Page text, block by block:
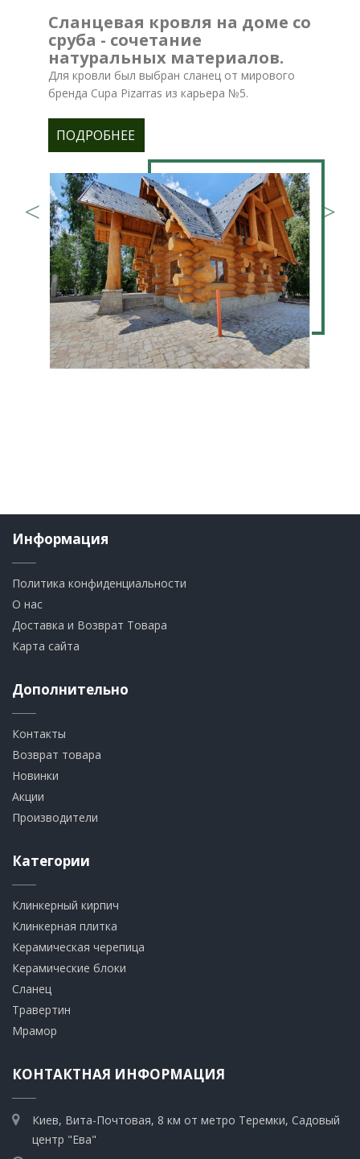
Сланцевая кровля на доме со
сруба - сочетание
натуральных материалов.
Для кровли был выбран сланец от мирового
бренда Cupa Pizarras из карьера №5.
ПОДРОБНЕЕ
Информация
Политика конфиденциальности
О нас
Доставка и Возврат Товара
Карта сайта
Дополнительно
Контакты
Возврат товара
Новинки
Акции
Производители
Категории
Клинкерный кирпич​
​Клинкерная плитка
​Керамическая черепица
​Керамические блоки
​Сланец
Травертин​
​Мрамор
КОНТАКТНАЯ ИНФОРМАЦИЯ
Киев, Вита-Почтовая, 8 км от метро Теремки, Садовый
центр "Ева"